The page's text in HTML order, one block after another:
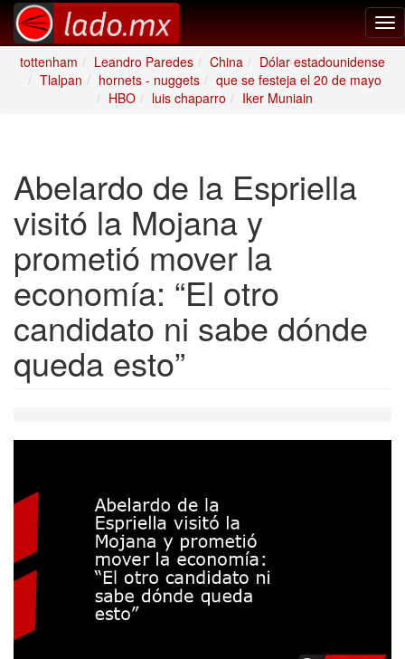
tottenham
Leandro Paredes China
Dólar estadounidense
Tlalpan
hornets - nuggets
que se festeja el 20 de mayo
HBO
luis chaparro Iker Muniain
Abelardo de la Espriella
visitó la Mojana y
prometió mover la
economía: “El otro
candidato ni sabe dónde
queda esto”